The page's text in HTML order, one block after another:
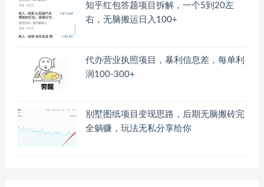
知乎红包答题项目拆解，一个5到20左
右，无脑搬运日入100+
代办营业执照项目，暴利信息差，每单利
润100-300+
别墅图纸项目变现思路，后期无脑搬砖完
全躺赚，玩法无私分享给你